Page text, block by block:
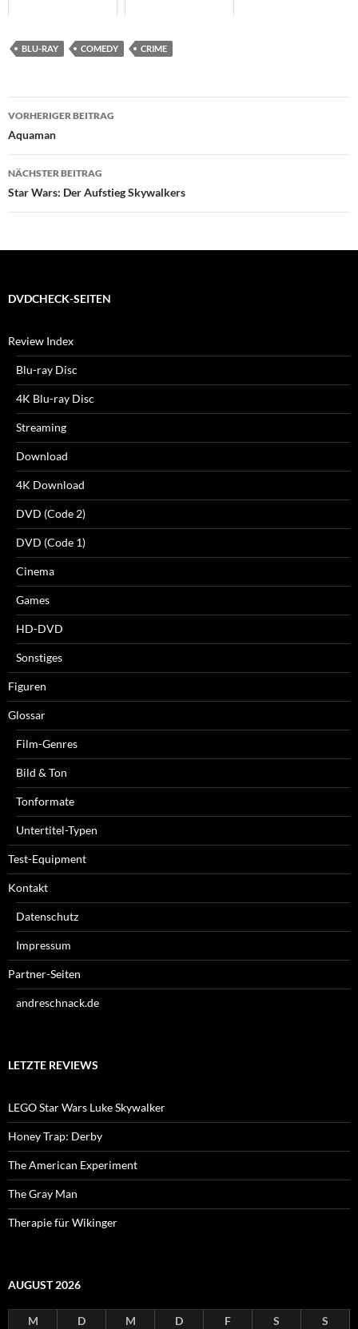
BLU-RAY COMEDY CRIME
Beitragsnavigation
VORHERIGER BEITRAG
Aquaman
NÄCHSTER BEITRAG
Star Wars: Der Aufstieg Skywalkers
DVDCHECK-SEITEN
Review Index
Blu-ray Disc
4K Blu-ray Disc
Streaming
Download
4K Download
DVD (Code 2)
DVD (Code 1)
Cinema
Games
HD-DVD
Sonstiges
Figuren
Glossar
Film-Genres
Bild & Ton
Tonformate
Untertitel-Typen
Test-Equipment
Kontakt
Datenschutz
Impressum
Partner-Seiten
andreschnack.de
LETZTE REVIEWS
LEGO Star Wars Luke Skywalker
Honey Trap: Derby
The American Experiment
The Gray Man
Therapie für Wikinger
AUGUST 2026
M D M D F S
S